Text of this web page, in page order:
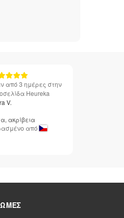
από 3 ημέρες στην
Heureka
V.
ακρίβεια
από